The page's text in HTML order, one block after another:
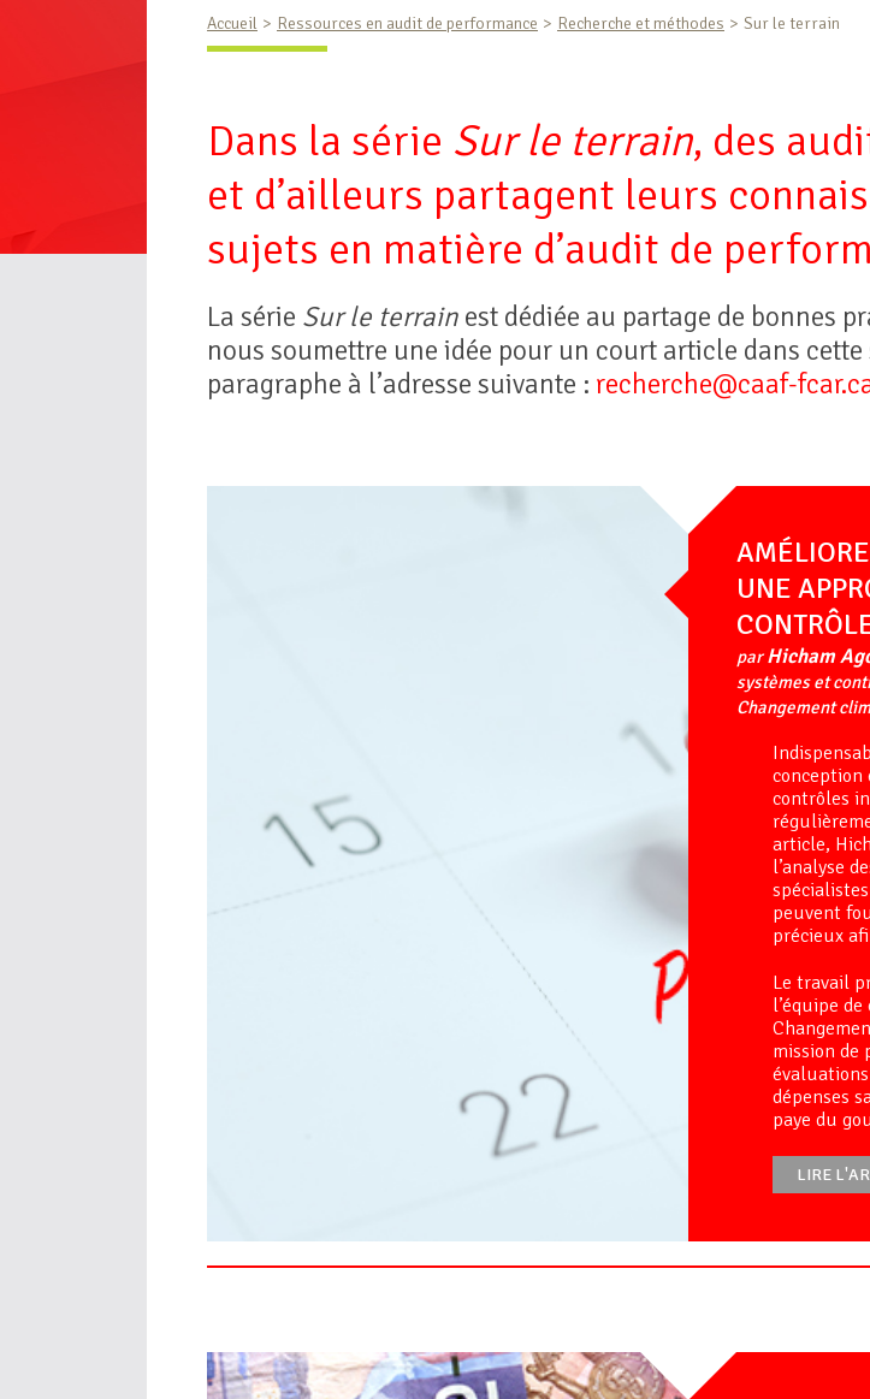
Accueil Ressources en audit de performance Recherche et méthodes Sur le terrain
Dans la série Sur le terrain, des
et d’ailleurs partagent leurs
sujets en matière d’audit de
La série Sur le terrain est dédiée au partage de bonnes
nous soumettre une idée pour un court article dans
paragraphe à l’adresse suivante : recherche@caaf-
UNE
parHicham
systèmes et
Changement
conception
contrôles
article,
l’analyse
peuvent
précieux
Le travail
l’équipe
mission de
dépenses
paye du
LIRE